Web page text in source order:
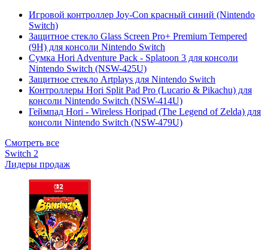
Игровой контроллер Joy-Con красный синий (Nintendo
Switch)
Защитное стекло Glass Screen Pro+ Premium Tempered
(9H) для консоли Nintendo Switch
Сумка Hori Adventure Pack - Splatoon 3 для консоли
Nintendo Switch (NSW-425U)
Защитное стекло Artplays для Nintendo Switch
Контроллеры Hori Split Pad Pro (Lucario & Pikachu) для
консоли Nintendo Switch (NSW-414U)
Геймпад Hori - Wireless Horipad (The Legend of Zelda) для
консоли Nintendo Switch (NSW-479U)
Смотреть все
Switch 2
Лидеры продаж